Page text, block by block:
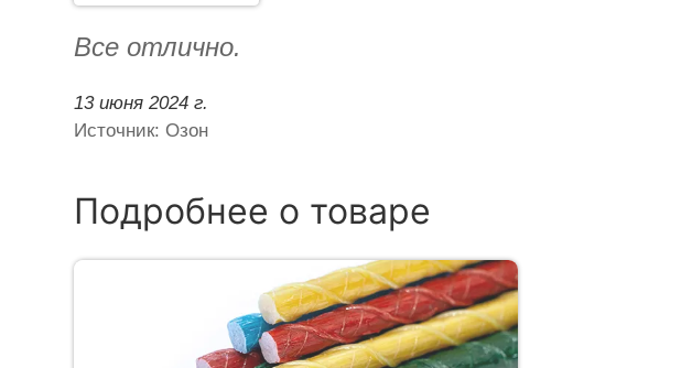
Все отлично.
13 июня 2024 г.
Источник: Озон
Подробнее о товаре